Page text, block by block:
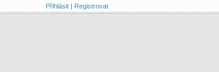
Přihlásit| Registrovat